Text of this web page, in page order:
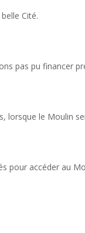
Cité.
pas pu financer
lorsque le Moulin
pour accéder au